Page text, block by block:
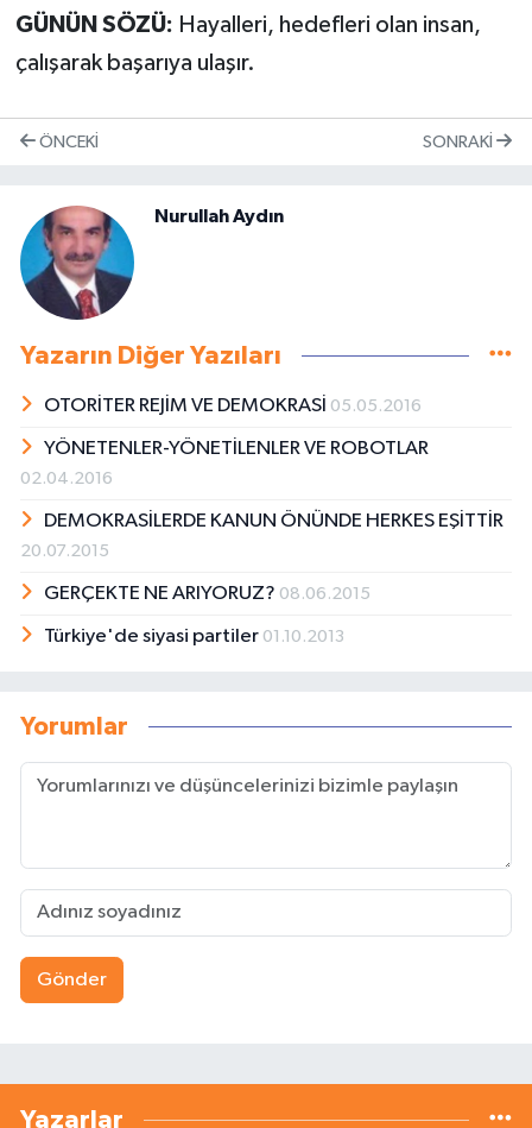
GÜNÜN SÖZÜ: Hayalleri, hedefleri olan insan,
çalışarak başarıya ulaşır.
ÖNCEKI SONRAKI
Nurullah Aydın
Yazarın Diğer Yazıları
OTORİTER REJİM VE DEMOKRASİ 05.05.2016
YÖNETENLER-YÖNETİLENLER VE ROBOTLAR
02.04.2016
DEMOKRASİLERDE KANUN ÖNÜNDE HERKES EŞİTTİR
20.07.2015
GERÇEKTE NE ARIYORUZ? 08.06.2015
Türkiye'de siyasi partiler 01.10.2013
Yorumlar
Gönder
Yazarlar